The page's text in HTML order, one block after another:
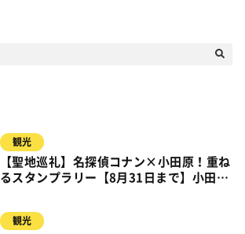
観光
【聖地巡礼】名探偵コナン×小田原！重ね
るスタンプラリー【8月31日まで】小田
観光